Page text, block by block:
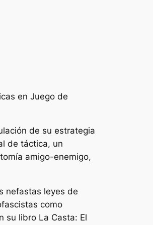
en Juego de
de su estrategia
de táctica, un
amigo-enemigo,
nefastas leyes de
como
su libro La Casta: El